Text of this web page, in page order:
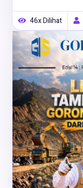
46x Dilihat